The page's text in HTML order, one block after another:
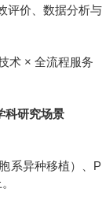
评价、数据分析
术 × 全流程服务
科研究场景
系异种移植）、